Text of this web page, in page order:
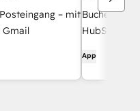
– mitBuchen Sie
HubSpot
App